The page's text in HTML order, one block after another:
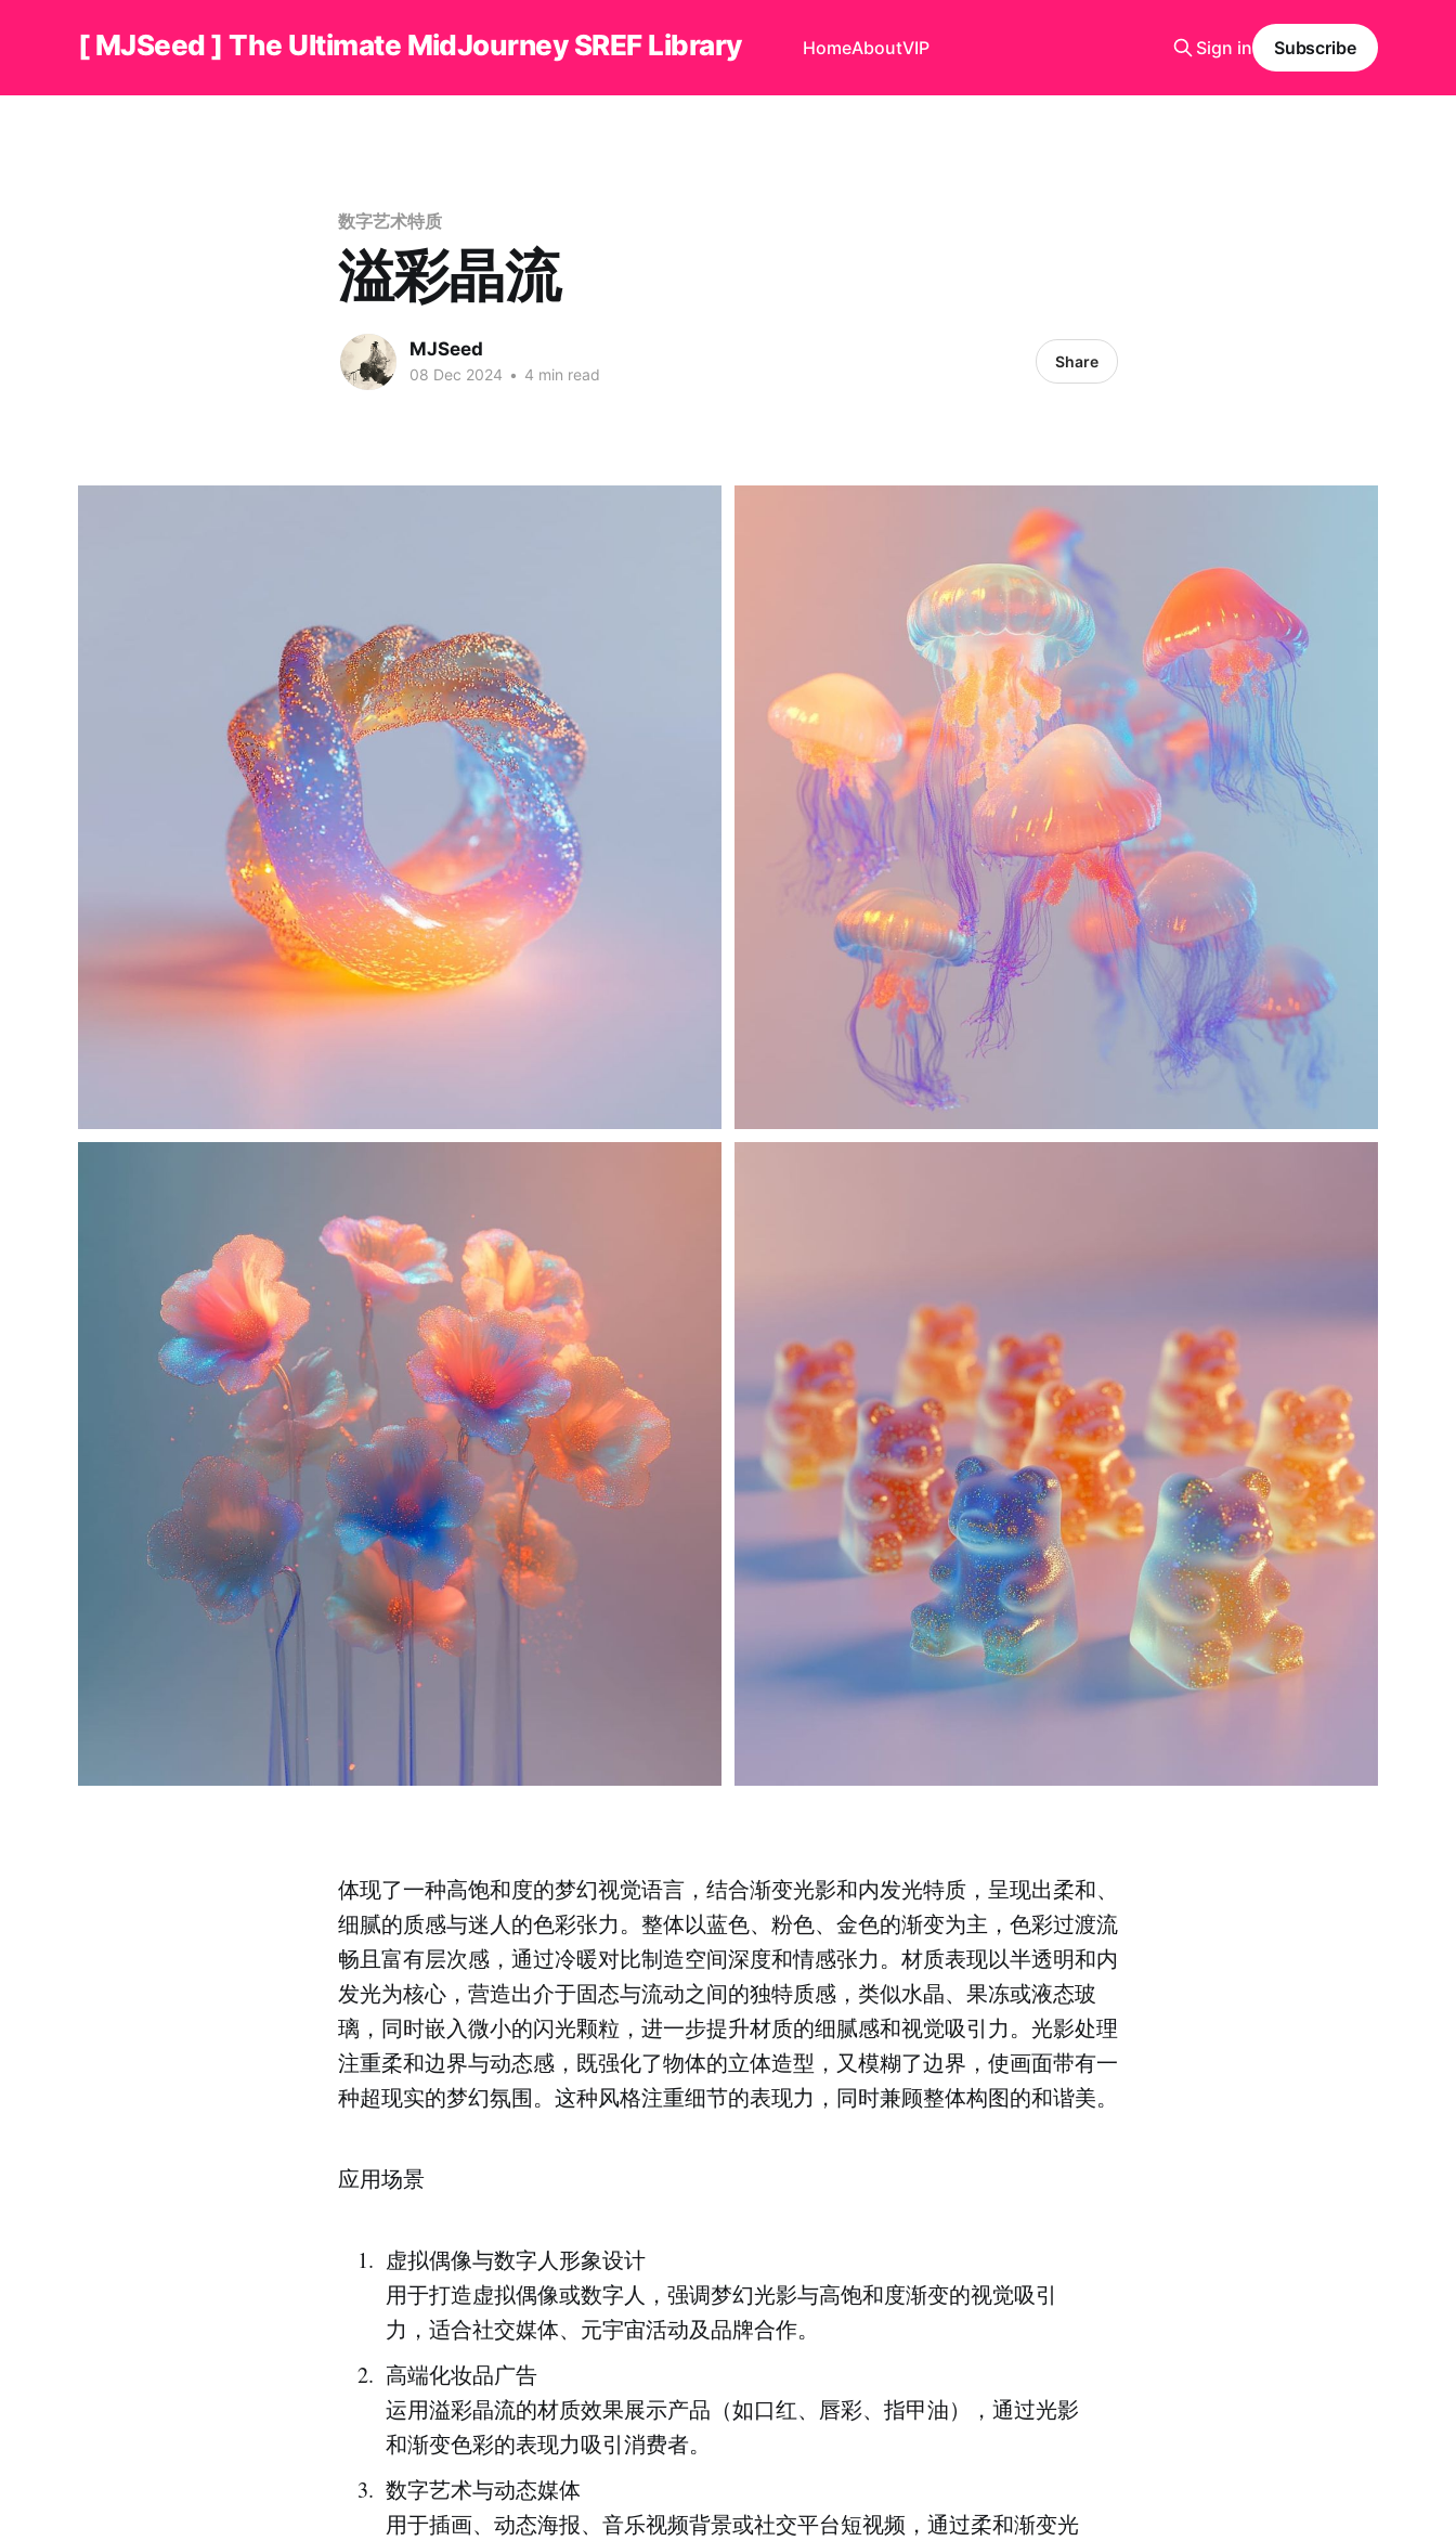
[ MJSeed ] The Ultimate MidJourney SREF Library HomeAboutVIP Sign in Subscribe
数字艺术特质
溢彩晶流
MJSeed
08 Dec 2024 • 4 min read
Share
体现了一种高饱和度的梦幻视觉语言，结合渐变光影和内发光特质，呈现出柔和、
细腻的质感与迷人的色彩张力。整体以蓝色、粉色、金色的渐变为主，色彩过渡流
畅且富有层次感，通过冷暖对比制造空间深度和情感张力。材质表现以半透明和内
发光为核心，营造出介于固态与流动之间的独特质感，类似水晶、果冻或液态玻
璃，同时嵌入微小的闪光颗粒，进一步提升材质的细腻感和视觉吸引力。光影处理
注重柔和边界与动态感，既强化了物体的立体造型，又模糊了边界，使画面带有一
种超现实的梦幻氛围。这种风格注重细节的表现力，同时兼顾整体构图的和谐美。
应用场景
虚拟偶像与数字人形象设计
用于打造虚拟偶像或数字人，强调梦幻光影与高饱和度渐变的视觉吸引
力，适合社交媒体、元宇宙活动及品牌合作。
高端化妆品广告
运用溢彩晶流的材质效果展示产品（如口红、唇彩、指甲油），通过光影
和渐变色彩的表现力吸引消费者。
数字艺术与动态媒体
用于插画、动态海报、音乐视频背景或社交平台短视频，通过柔和渐变光